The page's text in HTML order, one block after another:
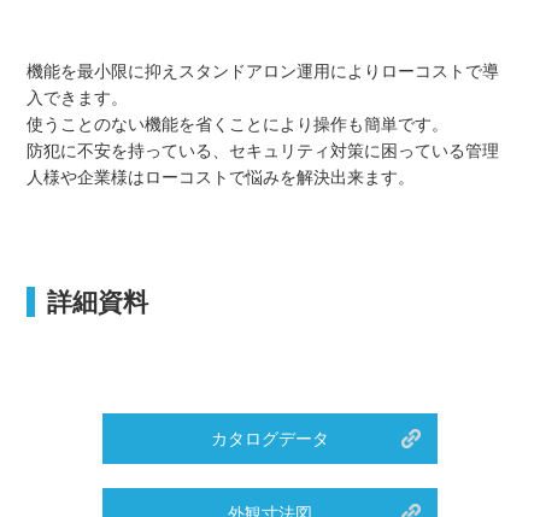
機能を最小限に抑えスタンドアロン運用によりローコストで導
入できます。
使うことのない機能を省くことにより操作も簡単です。
防犯に不安を持っている、セキュリティ対策に困っている管理
人様や企業様はローコストで悩みを解決出来ます。
詳細資料
カタログデータ